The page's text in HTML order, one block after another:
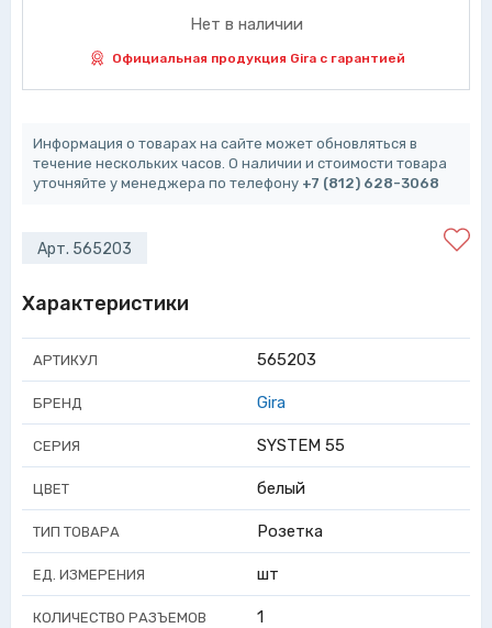
Нет в наличии
Официальная продукция Gira с гарантией
Информация о товарах на сайте может обновляться в
течение нескольких часов. О наличии и стоимости товара
уточняйте у менеджера по телефону +7 (812) 628-3068
Арт. 565203
Характеристики
АРТИКУЛ 565203
БРЕНД Gira
СЕРИЯ SYSTEM 55
ЦВЕТ белый
ТИП ТОВАРА Розетка
ЕД. ИЗМЕРЕНИЯ шт
КОЛИЧЕСТВО РАЗЪЕМОВ 1